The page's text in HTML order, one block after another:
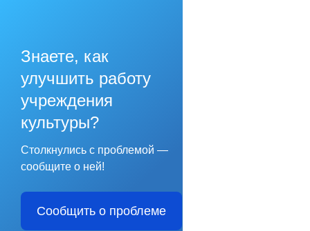
Знаете, как
улучшить работу
учреждения
культуры?
Столкнулись с проблемой —
сообщите о ней!
Сообщить о проблеме